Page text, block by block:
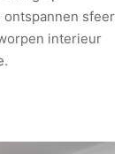
ontspannen sfeer
interieur